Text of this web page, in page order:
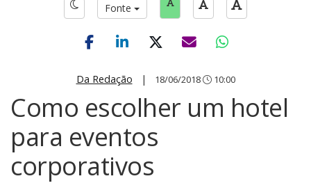
Fonte
Da Redação | 18/06/2018 10:00
Como escolher um hotel
para eventos
corporativos